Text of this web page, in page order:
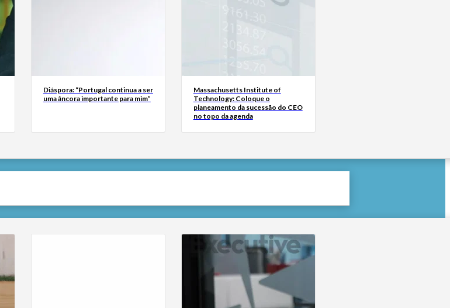
Diáspora: “Portugal continua a ser
uma âncora importante para mim”
Massachusetts Institute of
Technology: Coloque o
planeamento da sucessão do CEO
no topo da agenda